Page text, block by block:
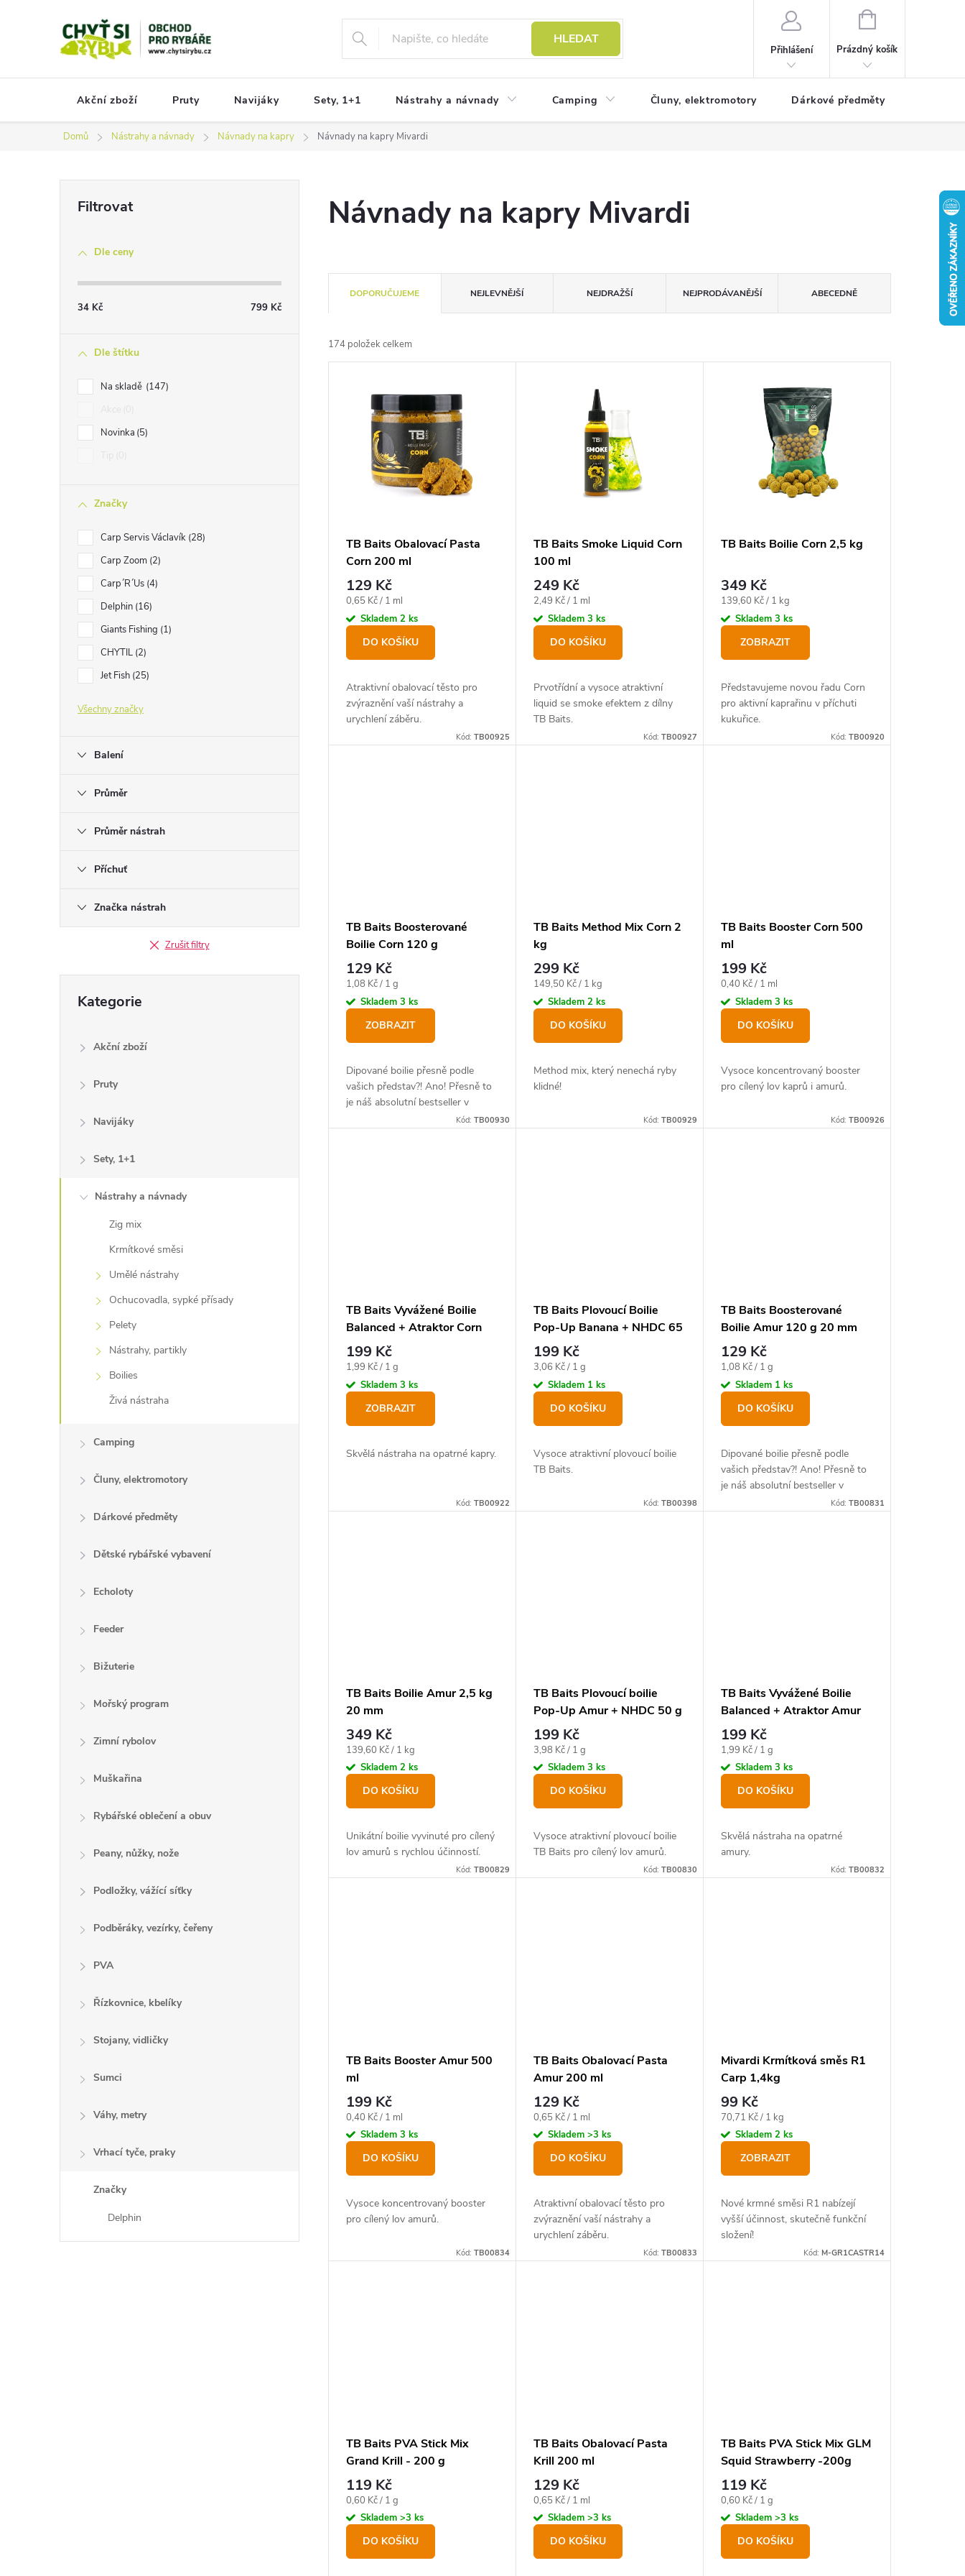
HLEDAT
Přihlášení
NÁKUPNÍ
Prázdný košík
Akční zboží Pruty Navijáky Sety, 1+1 Nástrahy a návnady Camping Čluny, elektromotory Dárkové předměty
Domů Nástrahy a návnady Návnady na kapry Návnady na kapry Mivardi
Dle ceny
34 Kč 799 Kč
Dle štítku
Na skladě 147
Novinka 5
Značky
Carp Servis Václavík 28
Carp Zoom 2
Carp´R´Us 4
Delphin 16
Giants Fishing 1
CHYTIL 2
Jet Fish 25
Všechny značky
Balení
Průměr
Průměr nástrah
Příchuť
Značka nástrah
Zrušit filtry
kategorie
Kategorie
Akční zboží
Pruty
Navijáky
Sety, 1+1
Nástrahy a návnady
Zig mix
Krmítkové směsi
Umělé nástrahy
Ochucovadla, sypké přísady
Pelety
Nástrahy, partikly
Boilies
Živá nástraha
Camping
Čluny, elektromotory
Dárkové předměty
Dětské rybářské vybavení
Echoloty
Feeder
Bižuterie
Mořský program
Zimní rybolov
Muškařina
Rybářské oblečení a obuv
Peany, nůžky, nože
Podložky, vážící síťky
Podběráky, vezírky, čeřeny
PVA
Řízkovnice, kbelíky
Stojany, vidličky
Sumci
Váhy, metry
Vrhací tyče, praky
Značky
Delphin
Návnady na kapry Mivardi
a
z
e
DOPORUČUJEME NEJLEVNĚJŠÍ NEJDRAŽŠÍ NEJPRODÁVANĚJŠÍ ABECEDNĚ
174 položek celkem
TB Baits Obalovací Pasta
Corn 200 ml
129 Kč
Měrná
cena:
0,65 Kč / 1 ml
Skladem 2 ks
DO KOŠÍKU
Atraktivní obalovací těsto pro
zvýraznění vaší nástrahy a
urychlení záběru.
Kód: TB00925
TB Baits Smoke Liquid Corn
100 ml
249 Kč
Měrná
cena:
2,49 Kč / 1 ml
Skladem 3 ks
DO KOŠÍKU
Prvotřídní a vysoce atraktivní
liquid se smoke efektem z dílny
TB Baits.
Kód: TB00927
TB Baits Boilie Corn 2,5 kg
349 Kč
Měrná
cena:
139,60 Kč / 1 kg
Skladem 3 ks
ZOBRAZIT
Představujeme novou řadu Corn
pro aktivní kaprařinu v příchuti
kukuřice.
Kód: TB00920
TB Baits Boosterované
Boilie Corn 120 g
129 Kč
Měrná
cena:
1,08 Kč / 1 g
Skladem 3 ks
ZOBRAZIT
Dipované boilie přesně podle
vašich představ?! Ano! Přesně to
je náš absolutní bestseller v
Kód: TB00930
TB Baits Method Mix Corn 2
kg
299 Kč
Měrná
cena:
149,50 Kč / 1 kg
Skladem 2 ks
DO KOŠÍKU
Method mix, který nenechá ryby
klidné!
Kód: TB00929
TB Baits Booster Corn 500
ml
199 Kč
Měrná
cena:
0,40 Kč / 1 ml
Skladem 3 ks
DO KOŠÍKU
Vysoce koncentrovaný booster
pro cílený lov kaprů i amurů.
Kód: TB00926
TB Baits Vyvážené Boilie
Balanced + Atraktor Corn
100 g
199 Kč
Měrná
cena:
1,99 Kč / 1 g
Skladem 3 ks
ZOBRAZIT
Skvělá nástraha na opatrné kapry.
Kód: TB00922
TB Baits Plovoucí Boilie
Pop-Up Banana + NHDC 65
g 16mm
199 Kč
Měrná
cena:
3,06 Kč / 1 g
Skladem 1 ks
DO KOŠÍKU
Vysoce atraktivní plovoucí boilie
TB Baits.
Kód: TB00398
TB Baits Boosterované
Boilie Amur 120 g 20 mm
129 Kč
Měrná
cena:
1,08 Kč / 1 g
Skladem 1 ks
DO KOŠÍKU
Dipované boilie přesně podle
vašich představ?! Ano! Přesně to
je náš absolutní bestseller v
Kód: TB00831
TB Baits Boilie Amur 2,5 kg
20 mm
349 Kč
Měrná
cena:
139,60 Kč / 1 kg
Skladem 2 ks
DO KOŠÍKU
Unikátní boilie vyvinuté pro cílený
lov amurů s rychlou účinností.
Kód: TB00829
TB Baits Plovoucí boilie
Pop-Up Amur + NHDC 50 g
16 mm
199 Kč
Měrná
cena:
3,98 Kč / 1 g
Skladem 3 ks
DO KOŠÍKU
Vysoce atraktivní plovoucí boilie
TB Baits pro cílený lov amurů.
Kód: TB00830
TB Baits Vyvážené Boilie
Balanced + Atraktor Amur
100 g 20 mm
199 Kč
Měrná
cena:
1,99 Kč / 1 g
Skladem 3 ks
DO KOŠÍKU
Skvělá nástraha na opatrné
amury.
Kód: TB00832
TB Baits Booster Amur 500
ml
199 Kč
Měrná
cena:
0,40 Kč / 1 ml
Skladem 3 ks
DO KOŠÍKU
Vysoce koncentrovaný booster
pro cílený lov amurů.
Kód: TB00834
TB Baits Obalovací Pasta
Amur 200 ml
129 Kč
Měrná
cena:
0,65 Kč / 1 ml
Skladem >3 ks
DO KOŠÍKU
Atraktivní obalovací těsto pro
zvýraznění vaší nástrahy a
urychlení záběru.
Kód: TB00833
Mivardi Krmítková směs R1
Carp 1,4kg
99 Kč
Měrná
cena:
70,71 Kč / 1 kg
Skladem 2 ks
ZOBRAZIT
Nové krmné směsi R1 nabízejí
vyšší účinnost, skutečně funkční
složení!
Kód: M-GR1CASTR14
TB Baits PVA Stick Mix
Grand Krill - 200 g
119 Kč
Měrná
cena:
0,60 Kč / 1 g
Skladem >3 ks
DO KOŠÍKU
TB Baits Obalovací Pasta
Krill 200 ml
129 Kč
Měrná
cena:
0,65 Kč / 1 ml
Skladem >3 ks
DO KOŠÍKU
TB Baits PVA Stick Mix GLM
Squid Strawberry -200g
119 Kč
Měrná
cena:
0,60 Kč / 1 g
Skladem >3 ks
DO KOŠÍKU